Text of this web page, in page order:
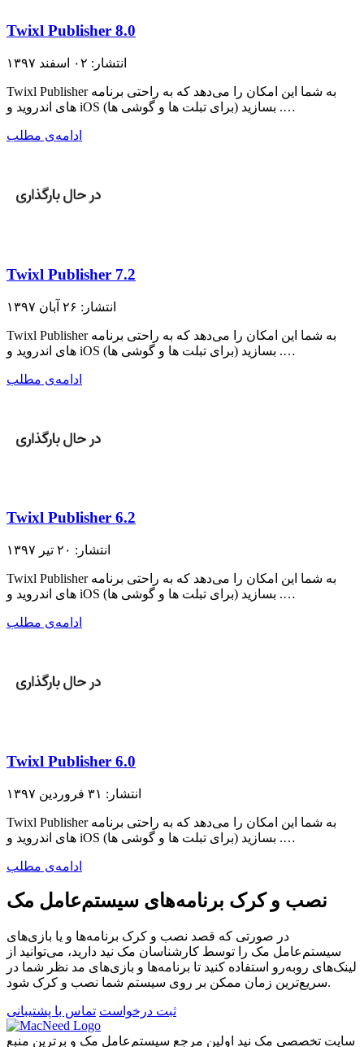
Twixl Publisher 8.0
انتشار: ۰۲ اسفند ۱۳۹۷
Twixl Publisher به شما این امکان را می‌دهد که به راحتی برنامه
های اندروید و iOS (برای تبلت ها و گوشی ها) بسازید .…
ادامه‌ی مطلب
Twixl Publisher 7.2
انتشار: ۲۶ آبان ۱۳۹۷
Twixl Publisher به شما این امکان را می‌دهد که به راحتی برنامه
های اندروید و iOS (برای تبلت ها و گوشی ها) بسازید .…
ادامه‌ی مطلب
Twixl Publisher 6.2
انتشار: ۲۰ تیر ۱۳۹۷
Twixl Publisher به شما این امکان را می‌دهد که به راحتی برنامه
های اندروید و iOS (برای تبلت ها و گوشی ها) بسازید .…
ادامه‌ی مطلب
Twixl Publisher 6.0
انتشار: ۳۱ فروردین ۱۳۹۷
Twixl Publisher به شما این امکان را می‌دهد که به راحتی برنامه
های اندروید و iOS (برای تبلت ها و گوشی ها) بسازید .…
ادامه‌ی مطلب
نصب و کرک برنامه‌های سیستم‌عامل مک
در صورتی که قصد نصب و کرک برنامه‌ها و یا بازی‌های
سیستم‌عامل مک را توسط کارشناسان مک نید دارید، می‌توانید از
لینک‌های رو‌به‌رو استفاده کنید تا برنامه‌ها و بازی‌های مد نظر شما در
سریع‌ترین زمان ممکن بر روی سیستم شما نصب و کرک شود.
ثبت درخواست تماس با پشتیبانی
سایت تخصصی مک نید اولین مرجع سیستم‌عامل مک و برترین منبع